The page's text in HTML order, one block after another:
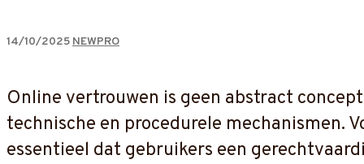
14/10/2025 NEWPRO
Online vertrouwen is geen abstract
technische en procedurele
essentieel dat gebruikers een